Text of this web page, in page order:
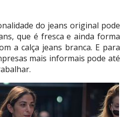
do jeans original pode
que é fresca e ainda forma
a calça jeans branca. E para
mais informais pode até